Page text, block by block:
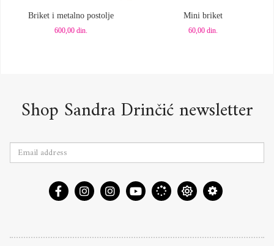
Briket i metalno postolje
600,00 din.
Mini briket
60,00din.
Shop Sandra Drinčić newsletter